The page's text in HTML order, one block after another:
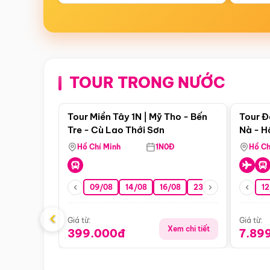
TOUR TRONG NƯỚC
Điểm nổi bật
Tour Miền Tây 1N | Mỹ Tho - Bến
Tre - Cù Lao Thới Sơn
Hồ Chí Minh 1N0Đ
09/08 14/08 16/08 23/08 30/08
Giá từ:
399.000đ Xem chi tiết
Tour
Nà -
Nha
Hồ
Giá từ:
‹